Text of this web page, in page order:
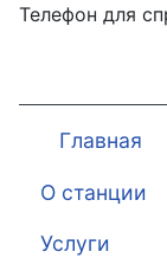
Телефон для
Главная
О станции
Услуги